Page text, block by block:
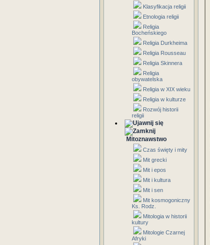
Klasyfikacja religii
Etnologia religii
Religia
Bocheńskiego
Religia Durkheima
Religia Rousseau
Religia Skinnera
Religia
obywatelska
Religia w XIX wieku
Religia w kulturze
Rozwój historii
religii
Mitoznawstwo
Czas święty i mity
Mit grecki
Mit i epos
Mit i kultura
Mit i sen
Mit kosmogoniczny
Ks. Rodz.
Mitologia w historii
kultury
Mitologie Czarnej
Afryki